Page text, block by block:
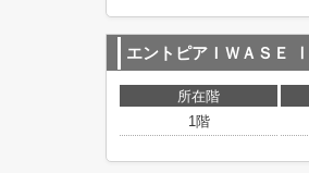
エントピアＩＷＡＳＥ Ⅰ
所在階
1階